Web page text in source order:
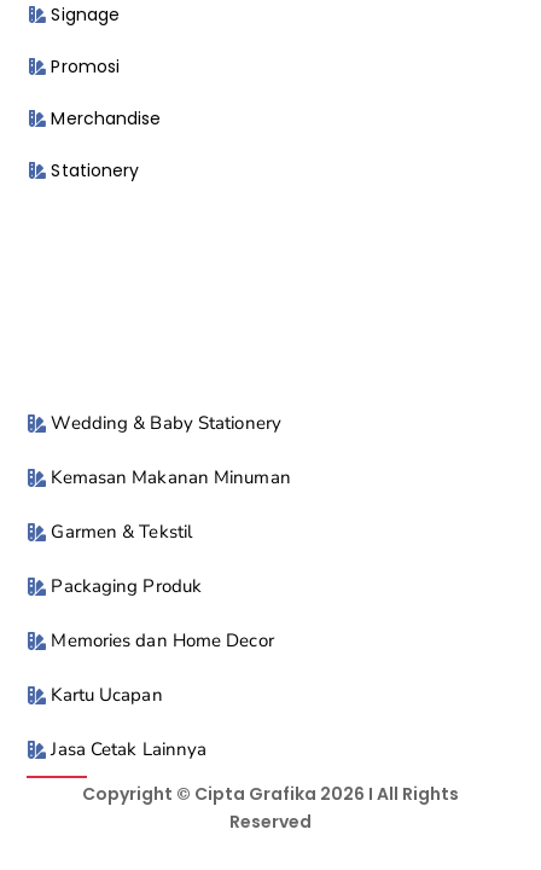
Signage
Promosi
Merchandise
Stationery
Wedding & Baby Stationery
Kemasan Makanan Minuman
Garmen & Tekstil
Packaging Produk
Memories dan Home Decor
Kartu Ucapan
Jasa Cetak Lainnya
Copyright © Cipta Grafika 2026 I All Rights
Reserved